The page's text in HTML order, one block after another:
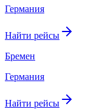
Германия
Найти рейсы
Бремен
Германия
Найти рейсы